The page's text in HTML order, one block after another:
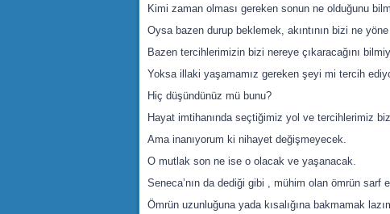
Kimi zaman olması gereken sonun ne olduğunu
Oysa bazen durup beklemek, akıntının bizi ne
Bazen tercihlerimizin bizi nereye çıkaracağını
Yoksa illaki yaşamamız gereken şeyi mi tercih
Hiç düşündünüz mü bunu?
Hayat imtihanında seçtiğimiz yol ve tercihlerimiz
Ama inanıyorum ki nihayet değişmeyecek.
O mutlak son ne ise o olacak ve yaşanacak.
Seneca’nın da dediği gibi , mühim olan ömrün sarf
Ömrün uzunluğuna yada kısalığına bakmamak